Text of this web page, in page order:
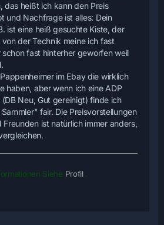
das heißt ich kann den Preis
und Nachfrage ist alles: Dein
ist eine heiß gesuchte Kiste, der
der Technik meine ich fast
fast hinterher geworfen weil
im Ebay die wirklich
haben, aber wenn ich eine ADP
Neu, Gut gereinigt) finde ich
fair. Die Preisvorstellungen
Freunden ist natürlich immer anders,
Siehe Profil.